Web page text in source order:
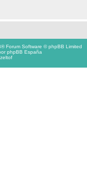
® Forum Software © phpBB Limited
phpBB España